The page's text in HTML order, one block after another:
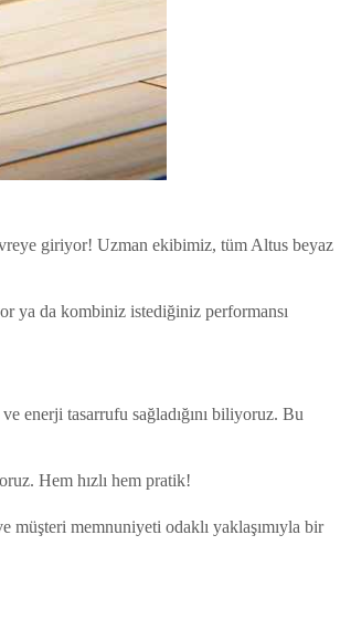
giriyor! Uzman ekibimiz, tüm Altus beyaz
ya da kombiniz istediğiniz performansı
ve enerji tasarrufu sağladığını biliyoruz. Bu
Hem hızlı hem pratik!
müşteri memnuniyeti odaklı yaklaşımıyla bir